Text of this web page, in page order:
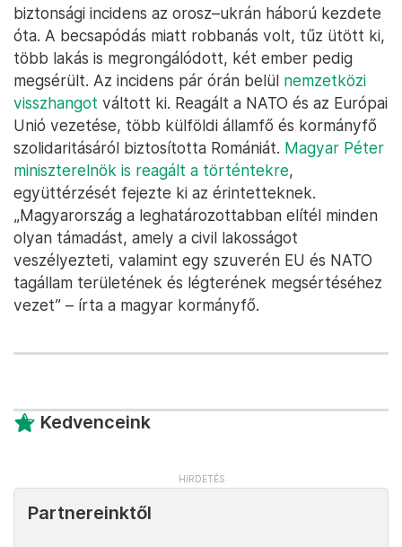
biztonsági incidens az orosz–ukrán háború kezdete
óta. A becsapódás miatt robbanás volt, tűz ütött ki,
több lakás is megrongálódott, két ember pedig
megsérült. Az incidens pár órán belül nemzetközi
visszhangot váltott ki. Reagált a NATO és az Európai
Unió vezetése, több külföldi államfő és kormányfő
szolidaritásáról biztosította Romániát. Magyar Péter
miniszterelnök is reagált a történtekre,
együttérzését fejezte ki az érintetteknek.
„Magyarország a leghatározottabban elítél minden
olyan támadást, amely a civil lakosságot
veszélyezteti, valamint egy szuverén EU és NATO
tagállam területének és légterének megsértéséhez
vezet” – írta a magyar kormányfő.
Kedvenceink
Partnereinktől